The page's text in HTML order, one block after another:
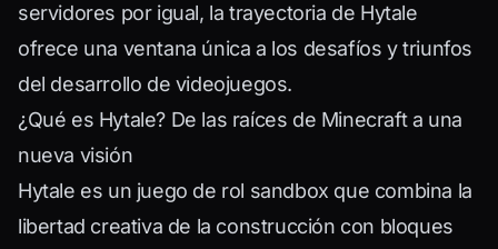
servidores por igual, la trayectoria de Hytale
ofrece una ventana única a los desafíos y triunfos
del desarrollo de videojuegos.
¿Qué es Hytale? De las raíces de Minecraft a una
nueva visión
Hytale es un juego de rol sandbox que combina la
libertad creativa de la construcción con bloques